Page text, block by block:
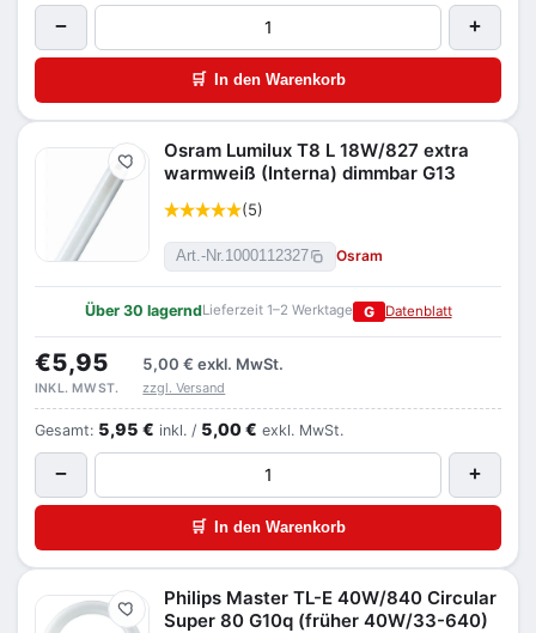
− +
🛒 In den Warenkorb
Merken
Osram Lumilux T8 L 18W/827 extra
warmweiß (Interna) dimmbar G13
(5)
Art.-Nr. 1000112327 Osram
Über 30 lagerndLieferzeit 1–2 Werktage G Datenblatt
€5,95 5,00 € exkl. MwSt.
INKL. MWST. zzgl. Versand
Gesamt: 5,95 € inkl. / 5,00 € exkl. MwSt.
− +
🛒 In den Warenkorb
Merken
Philips Master TL-E 40W/840 Circular
Super 80 G10q (früher 40W/33-640)